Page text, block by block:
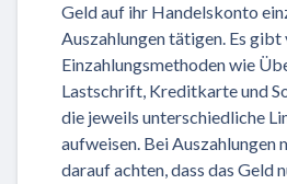
Geld auf ihr Handelskonto
Auszahlungen tätigen. Es gibt
Einzahlungsmethoden wie
Lastschrift, Kreditkarte und
die jeweils unterschiedliche
aufweisen. Bei Auszahlungen
darauf achten, dass das Geld